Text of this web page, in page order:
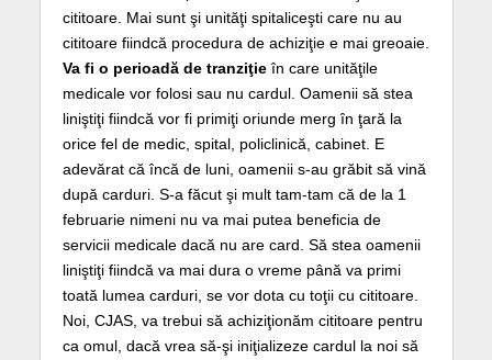
cititoare. Mai sunt şi unităţi spitaliceşti care nu au
cititoare fiindcă procedura de achiziţie e mai greoaie.
Va fi o perioadă de tranziţieîn care unităţile
medicale vor folosi sau nu cardul. Oamenii să stea
liniştiţi fiindcă vor fi primiţi oriunde merg în ţară la
orice fel de medic, spital, policlinică, cabinet. E
adevărat că încă de luni, oamenii s-au grăbit să vină
după carduri. S-a făcut şi mult tam-tam că de la 1
februarie nimeni nu va mai putea beneficia de
servicii medicale dacă nu are card. Să stea oamenii
liniştiţi fiindcă va mai dura o vreme până va primi
toată lumea carduri, se vor dota cu toţii cu cititoare.
Noi, CJAS, va trebui să achiziţionăm cititoare pentru
ca omul, dacă vrea să-şi iniţializeze cardul la noi să